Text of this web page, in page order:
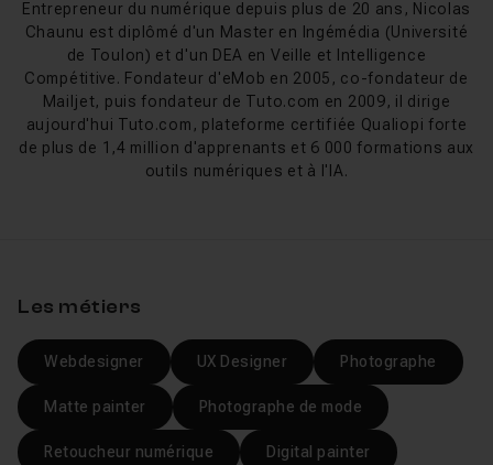
webdesigncommeSketchpar exemple.
Lewebdesign sous Photoshop doit obéir à certaines
règles strictes, notamment l'utilisation des grilles et des
repères afin de faciliter la découpe et l'intégration CSS
(Photoshop dans ses dernières versions permet
d'ailleurs l'export automatique en CSS d'une maquette
tête la règle "Keep it fucking simple
tend d'ailleurs vers la tendance deFlat Design, du fait
de l'essor des supports mobiles comme la tablette et le
smartphone qui doivent répondre à des codes et
gestuelles simples pour être utilisées correctement.
Entrepreneur du numérique depuis plus de 20 ans, Nicolas
Chaunu est diplômé d'un Master en Ingémédia (Université
de Toulon) et d'un DEA en Veille et Intelligence
Compétitive. Fondateur d'eMob en 2005, co-fondateur de
Mailjet, puis fondateur de Tuto.com en 2009, il dirige
aujourd'hui Tuto.com, plateforme certifiée Qualiopi forte
de plus de 1,4 million d'apprenants et 6 000 formations aux
outils numériques et à l'IA.
Les métiers
Webdesigner UX Designer Photographe
Matte painter Photographe de mode
Retoucheur numérique Digital painter